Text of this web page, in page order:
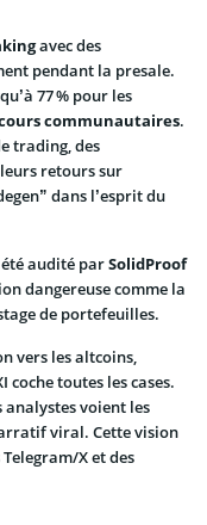
avec des
pendant la presale.
77 % pour les
communautaires.
trading, des
retours sur
dans l’esprit du
audité parSolidProof
dangereuse comme la
de portefeuilles.
vers les altcoins,
toutes les cases.
analystes voient les
viral. Cette vision
X et des